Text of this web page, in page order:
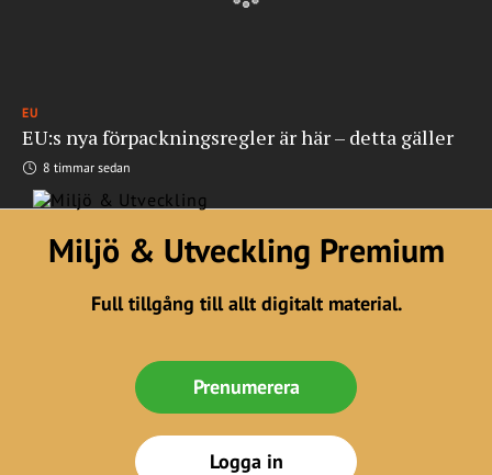
EU
EU:s nya förpackningsregler är här – detta gäller
8 timmar sedan
Miljö & Utveckling Premium
Full tillgång till allt digitalt material.
Prenumerera
Logga in